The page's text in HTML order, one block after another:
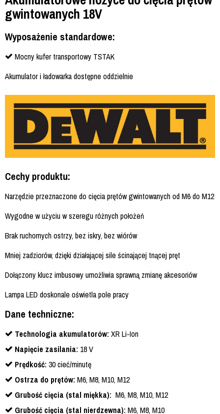
gwintowanych 18V
Wyposażenie standardowe:
Mocny kufer transportowy TSTAK
Akumulator i ładowarka dostępne oddzielnie
Cechy produktu:
Narzędzie przeznaczone do cięcia prętów gwintowanych od M6 do M12
Wygodne w użyciu w szeregu różnych położeń
Brak ruchomych ostrzy, bez iskry, bez wiórów
Mniej zadziorów, dzięki działającej sile ścinającej tnącej pręt
Dołączony klucz imbusowy umożliwia sprawną zmianę akcesoriów
Lampa LED doskonale oświetla pole pracy
Dane techniczne:
Technologia akumulatorów: XR Li-Ion
Napięcie zasilania: 18 V
Prędkość: 30 cieć/minutę
Ostrza do prętów: M6, M8, M10, M12
Grubość cięcia (stal miękka): M6, M8, M10, M12
Grubość cięcia (stal nierdzewna): M6, M8, M10